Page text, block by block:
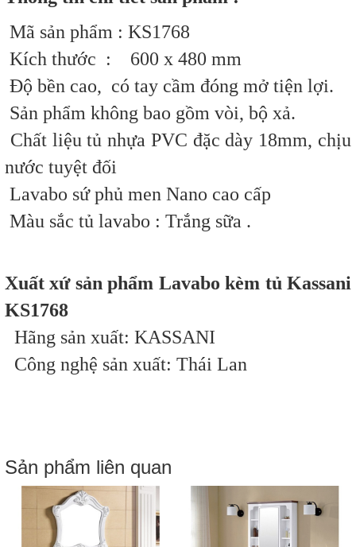
Mã sản phẩm : KS1768
Kích thước :
600 x 480 mm
Độ bền cao, có tay cầm đóng mở tiện lợi.
Sản phẩm không bao gồm vòi, bộ xả.
Chất liệu tủ nhựa PVC đặc dày 18mm, chịu
nước tuyệt đối
Lavabo sứ phủ men Nano cao cấp
Màu sắc tủ lavabo : Trắng sữa .
Xuất xứ sản phẩm Lavabo kèm tủ Kassani
KS1768
Hãng sản xuất: KASSANI
Công nghệ sản xuất: Thái Lan
Sản phẩm liên quan